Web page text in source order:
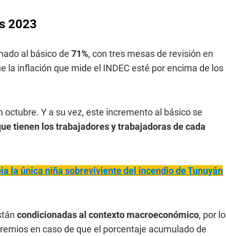
2023
al básico de 71%, con tres mesas de revisión en
la inflación que mide el INDEC esté por encima de los
Y a su vez, este incremento al básico se
tienen los trabajadores y trabajadoras de cada
la única niña sobreviviente del incendio de Tunuyán
condicionadas al contexto macroeconómico, por lo
en caso de que el porcentaje acumulado de